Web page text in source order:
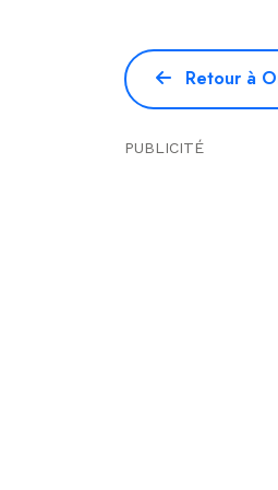
Retour à
PUBLICITÉ